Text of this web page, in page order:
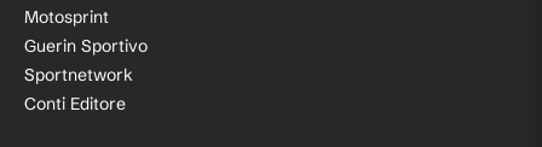
Motosprint
Guerin Sportivo
Sportnetwork
Conti Editore